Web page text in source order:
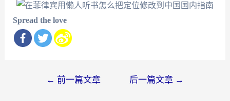
Spread the love
← 前一篇文章 后一篇文章 →